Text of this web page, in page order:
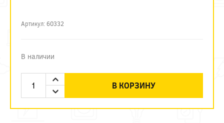
Артикул: 60332
В наличии
В КОРЗИНУ